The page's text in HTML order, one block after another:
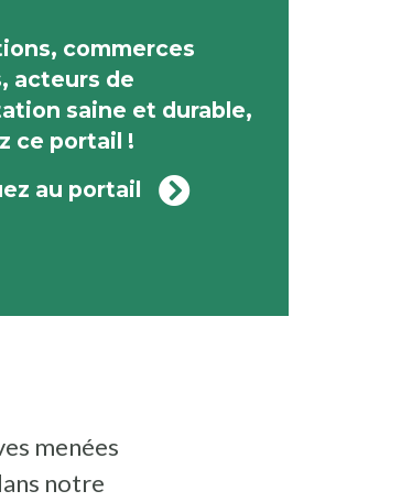
commerces
acteurs de
saine et durable,
ce portail !
au portail
menées
notre